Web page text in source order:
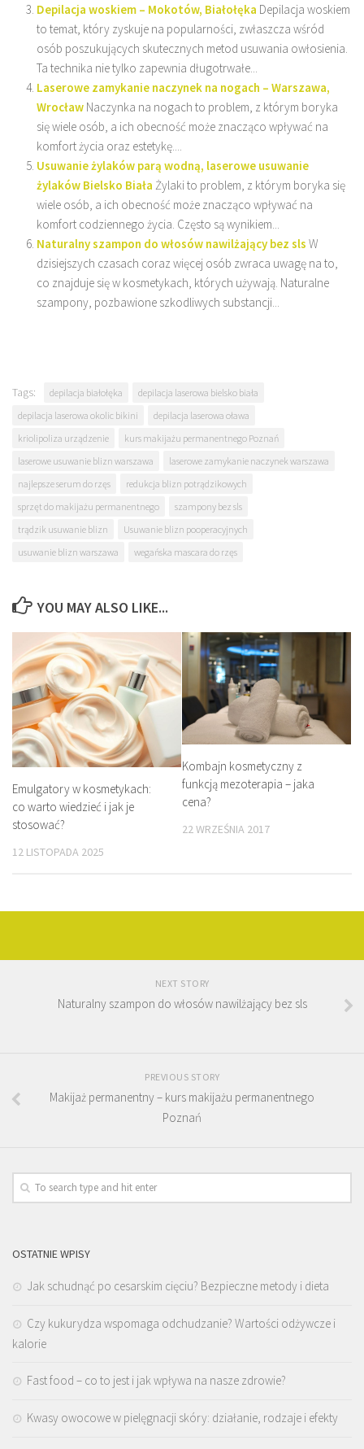
Depilacja woskiem – Mokotów, Białołęka Depilacja woskiem
to temat, który zyskuje na popularności, zwłaszcza wśród
osób poszukujących skutecznych metod usuwania owłosienia.
Ta technika nie tylko zapewnia długotrwałe...
Laserowe zamykanie naczynek na nogach – Warszawa,
Wrocław Naczynka na nogach to problem, z którym boryka
się wiele osób, a ich obecność może znacząco wpływać na
komfort życia oraz estetykę....
Usuwanie żylaków parą wodną, laserowe usuwanie
żylaków Bielsko Biała Żylaki to problem, z którym boryka się
wiele osób, a ich obecność może znacząco wpływać na
komfort codziennego życia. Często są wynikiem...
Naturalny szampon do włosów nawilżający bez sls W
dzisiejszych czasach coraz więcej osób zwraca uwagę na to,
co znajduje się w kosmetykach, których używają. Naturalne
szampony, pozbawione szkodliwych substancji...
Tags: depilacja białołęka
depilacja laserowa bielsko biała
depilacja laserowa okolic bikini
depilacja laserowa oława
kriolipoliza urządzenie
kurs makijażu permanentnego Poznań
laserowe usuwanie blizn warszawa
laserowe zamykanie naczynek warszawa
najlepsze serum do rzęs
redukcja blizn potrądzikowych
sprzęt do makijażu permanentnego
szampony bez sls
trądzik usuwanie blizn
Usuwanie blizn pooperacyjnych
usuwanie blizn warszawa
wegańska mascara do rzęs
YOU MAY ALSO LIKE...
Emulgatory w kosmetykach:
co warto wiedzieć i jak je
stosować?
12 LISTOPADA 2025
Kombajn kosmetyczny z
funkcją mezoterapia – jaka
cena?
22 WRZEŚNIA 2017
NEXT STORY
Naturalny szampon do włosów nawilżający bez sls
PREVIOUS STORY
Makijaż permanentny – kurs makijażu permanentnego
Poznań
OSTATNIE WPISY
Jak schudnąć po cesarskim cięciu? Bezpieczne metody i dieta
Czy kukurydza wspomaga odchudzanie? Wartości odżywcze i
kalorie
Fast food – co to jest i jak wpływa na nasze zdrowie?
Kwasy owocowe w pielęgnacji skóry: działanie, rodzaje i efekty